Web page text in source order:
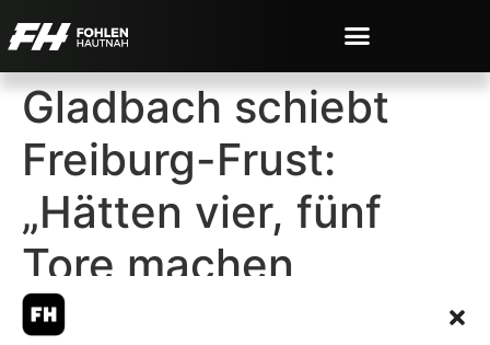
Gladbach schiebt
Freiburg-Frust:
„Hätten vier, fünf
Tore machen
müssen“